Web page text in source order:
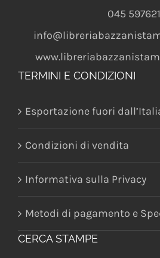
045 597621
TERMINI E CONDIZIONI
Esportazione fuori
Condizioni di vendita
Informativa sulla Privacy
Metodi di pagamento e
CERCA STAMPE